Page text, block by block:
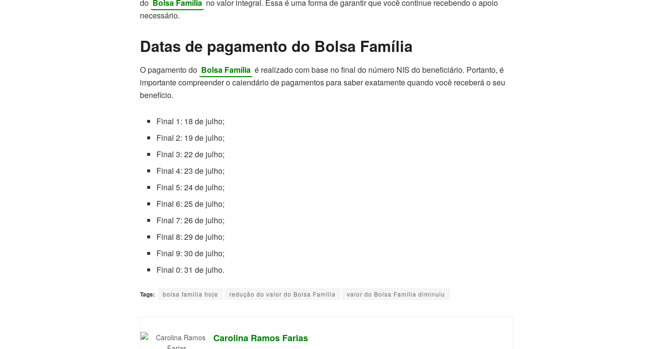
do Bolsa Família no valor integral. Essa é uma forma de garantir que você continue recebendo o apoio
necessário.
Datas de pagamento do Bolsa Família
O pagamento do Bolsa Família é realizado com base no final do número NIS do beneficiário. Portanto, é
importante compreender o calendário de pagamentos para saber exatamente quando você receberá o seu
benefício.
Final 1: 18 de julho;
Final 2: 19 de julho;
Final 3: 22 de julho;
Final 4: 23 de julho;
Final 5: 24 de julho;
Final 6: 25 de julho;
Final 7: 26 de julho;
Final 8: 29 de julho;
Final 9: 30 de julho;
Final 0: 31 de julho.
Tags: bolsa familia hoje redução do valor do Bolsa Família valor do Bolsa Família diminuiu
Carolina Ramos Farias